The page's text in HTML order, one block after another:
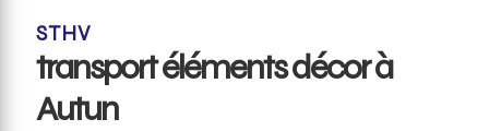
STHV
transport éléments décor à
Autun